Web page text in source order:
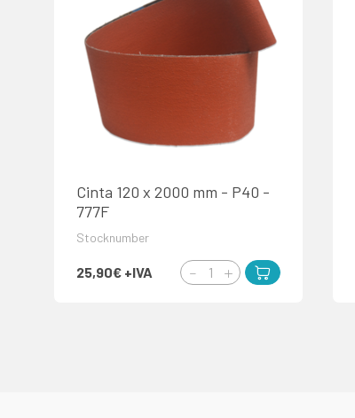
Cinta 120 x 2000 mm - P40 -
777F
Stocknumber
25,90€ +IVA